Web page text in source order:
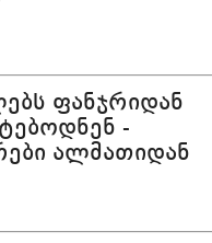
ფანჯრიდან
-
ალმათიდან